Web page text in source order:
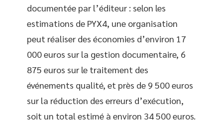
documentée par l’éditeur : selon les
estimations de PYX4, une organisation
peut réaliser des économies d’environ 17
000 euros sur la gestion documentaire, 6
875 euros sur le traitement des
événements qualité, et près de 9 500 euros
sur la réduction des erreurs d’exécution,
soit un total estimé à environ 34 500 euros.